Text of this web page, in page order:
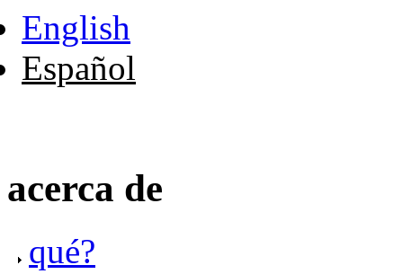
English
Español
acerca de
qué?